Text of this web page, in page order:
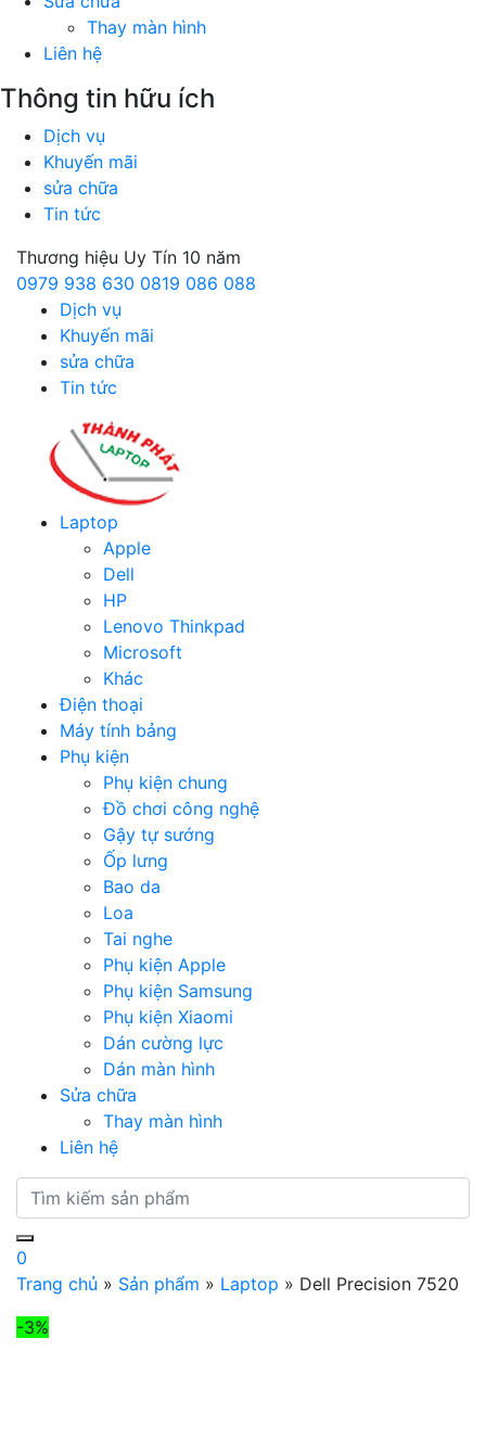
Thay màn hình
Liên hệ
Thông tin hữu ích
Dịch vụ
Khuyến mãi
sửa chữa
Tin tức
Thương hiệu Uy Tín 10 năm
0979 938 630 0819 086 088
Dịch vụ
Khuyến mãi
sửa chữa
Tin tức
Laptop
Apple
Dell
HP
Lenovo Thinkpad
Microsoft
Khác
Điện thoại
Máy tính bảng
Phụ kiện
Phụ kiện chung
Đồ chơi công nghệ
Gậy tự sướng
Ốp lưng
Bao da
Loa
Tai nghe
Phụ kiện Apple
Phụ kiện Samsung
Phụ kiện Xiaomi
Dán cường lực
Dán màn hình
Sửa chữa
Thay màn hình
Liên hệ
0
Trang chủ » Sản phẩm » Laptop » Dell Precision 7520
-3%